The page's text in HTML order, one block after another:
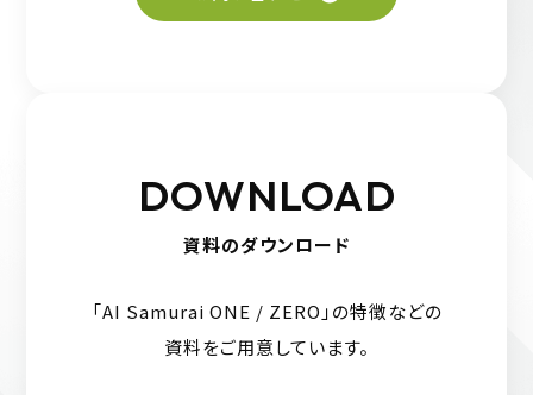
DOWNLOAD
資料のダウンロード
「AI Samurai ONE / ZERO」の特徴などの
資料をご用意しています。